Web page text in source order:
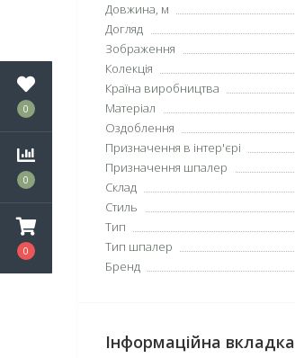
0
0
0
Довжина, м
Догляд
Зображення
Колекція
Країна виробництва
Матеріал
Оздоблення
Призначення в інтер'єрі
Призначення шпалер
Склад
Стиль
Тип
Тип шпалер
Бренд
Інформаційна вкладка